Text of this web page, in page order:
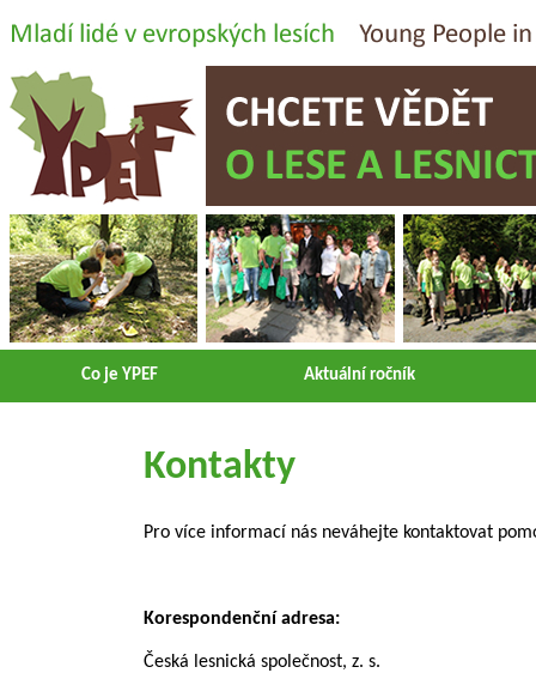
Co je YPEF Aktuální ročník
Kontakty
Pro více informací nás neváhejte kontaktovat
Korespondenční adresa:
Česká lesnická společnost, z. s.